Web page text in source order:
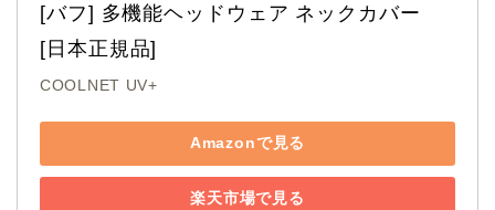
[バフ] 多機能ヘッドウェア ネックカバー
[日本正規品]
COOLNET UV+
Amazonで見る
楽天市場で見る